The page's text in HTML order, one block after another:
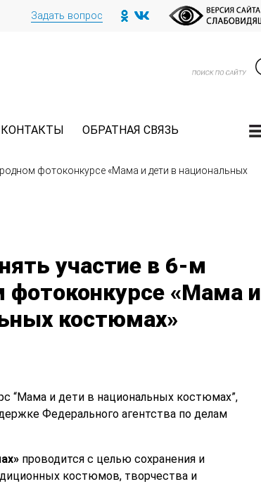
Задать вопрос
КОНТАКТЫ ОБРАТНАЯ СВЯЗЬ
фотоконкурсе «Мама и дети в национальных
участие в 6-м
«Мама и
костюмах»
“Мама и дети в национальных костюмах”,
Федерального агентства по делам
проводится с целью сохранения и
костюмов, творчества и